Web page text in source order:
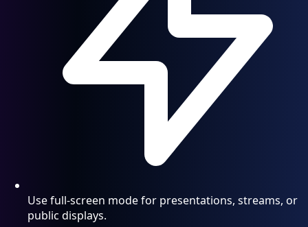
Use full-screen mode for presentations, streams, or
public displays.